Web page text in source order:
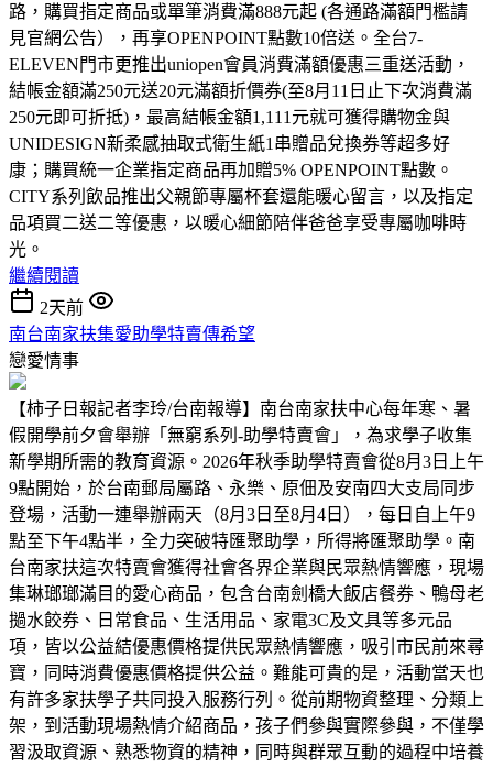
路，購買指定商品或單筆消費滿888元起 (各通路滿額門檻請
見官網公告），再享OPENPOINT點數10倍送。全台7-
ELEVEN門市更推出uniopen會員消費滿額優惠三重送活動，
結帳金額滿250元送20元滿額折價券(至8月11日止下次消費滿
250元即可折抵)，最高結帳金額1,111元就可獲得購物金與
UNIDESIGN新柔感抽取式衛生紙1串贈品兌換券等超多好
康；購買統一企業指定商品再加贈5% OPENPOINT點數。
CITY系列飲品推出父親節專屬杯套還能暖心留言，以及指定
品項買二送二等優惠，以暖心細節陪伴爸爸享受專屬咖啡時
光。
繼續閱讀
2天前
南台南家扶集愛助學特賣傳希望
戀愛情事
【柿子日報記者李玲/台南報導】南台南家扶中心每年寒、暑
假開學前夕會舉辦「無窮系列-助學特賣會」，為求學子收集
新學期所需的教育資源。2026年秋季助學特賣會從8月3日上午
9點開始，於台南郵局屬路、永樂、原佃及安南四大支局同步
登場，活動一連舉辦兩天（8月3日至8月4日），每日自上午9
點至下午4點半，全力突破特匯聚助學，所得將匯聚助學。南
台南家扶這次特賣會獲得社會各界企業與民眾熱情響應，現場
集琳瑯瑯滿目的愛心商品，包含台南劍橋大飯店餐券、鴨母老
撾水餃券、日常食品、生活用品、家電3C及文具等多元品
項，皆以公益結優惠價格提供民眾熱情響應，吸引市民前來尋
寶，同時消費優惠價格提供公益。難能可貴的是，活動當天也
有許多家扶學子共同投入服務行列。從前期物資整理、分類上
架，到活動現場熱情介紹商品，孩子們參與實際參與，不僅學
習汲取資源、熟悉物資的精神，同時與群眾互動的過程中培養